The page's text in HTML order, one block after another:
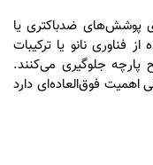
پوشش‌های ضدباکتری یا
فناوری نانو یا ترکیبات
پارچه جلوگیری می‌کنند.
اهمیت فوق‌العاده‌ای دارد